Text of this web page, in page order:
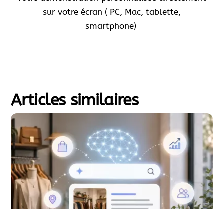
sur votre écran ( PC, Mac, tablette,
smartphone)